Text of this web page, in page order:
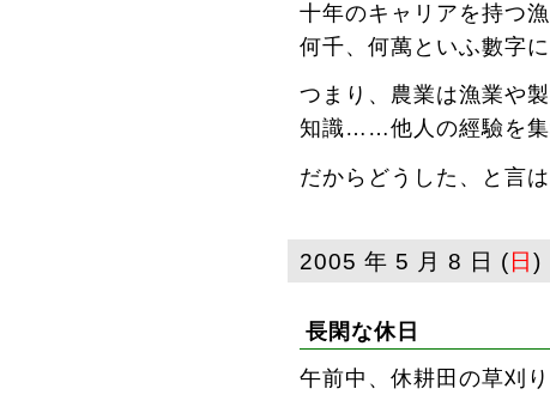
十年のキャリアを持つ
何千、何萬といふ數字に
つまり、農業は漁業や
知識……他人の經驗を集
だからどうした、と言
2005 年 5 月 8 日 (日)
長閑な休日
午前中、休耕田の草刈り